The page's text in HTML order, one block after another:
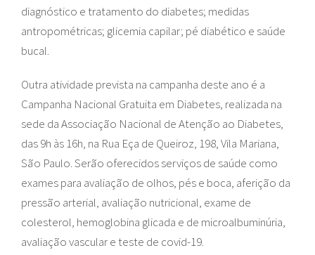
diagnóstico e tratamento do diabetes; medidas
antropométricas; glicemia capilar; pé diabético e saúde
bucal.
Outra atividade prevista na campanha deste ano é a
Campanha Nacional Gratuita em Diabetes, realizada na
sede da Associação Nacional de Atenção ao Diabetes,
das 9h às 16h, na Rua Eça de Queiroz, 198, Vila Mariana,
São Paulo. Serão oferecidos serviços de saúde como
exames para avaliação de olhos, pés e boca, aferição da
pressão arterial, avaliação nutricional, exame de
colesterol, hemoglobina glicada e de microalbuminúria,
avaliação vascular e teste de covid-19.